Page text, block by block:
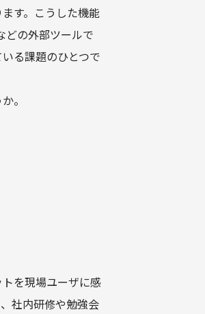
す。こうした機能
どの外部ツールで
る課題のひとつで
。
を現場ユーザに感
社内研修や勉強会